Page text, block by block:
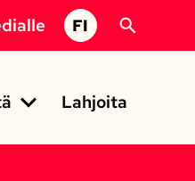
Lahjoita
FI